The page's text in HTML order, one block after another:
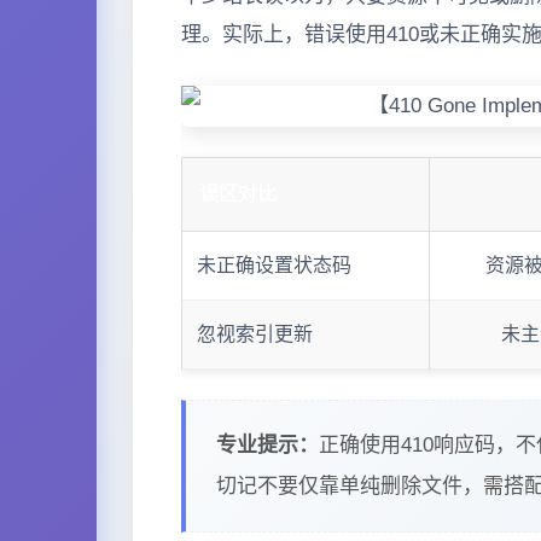
理。实际上，错误使用410或未正确实
未正确设置状态码 资源
忽视索引更新 未
专业提示： 正确使用410响应码，
切记不要仅靠单纯删除文件，需搭